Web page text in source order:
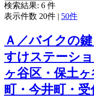
検索結果: 6 件
表示件数 20件 | 50件
Ａ／バイクの
すけステーシ
ヶ谷区・保土
町・今井町・